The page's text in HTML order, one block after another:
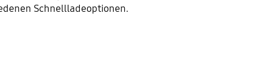
Schnellladeoptionen.